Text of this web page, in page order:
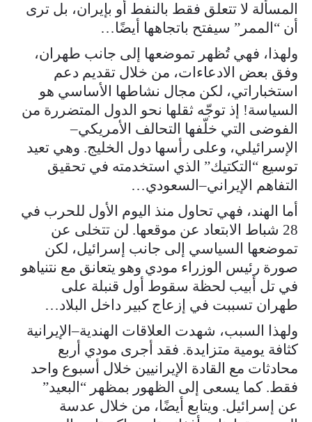
المسألة لا تتعلق فقط بالنفط أو بإيران، بل ترى
أن “الممر” سيفتح باتجاهها أيضًا…
ولهذا، فهي تُظهر تموضعها إلى جانب طهران،
وفق بعض الادعاءات، من خلال تقديم دعم
استخباراتي، لكن مجال نشاطها الأساسي هو
السياسة! إذ توجّه ثقلها نحو الدول المتضررة من
الفوضى التي خلّفها التحالف الأمريكي–
الإسرائيلي، وعلى رأسها دول الخليج. وهي تعيد
توسيع “التكتيك” الذي استخدمته في تحقيق
التفاهم الإيراني–السعودي…
أما الهند، فهي تحاول منذ اليوم الأول للحرب في
28 شباط الابتعاد عن موقعها. لن تتخلى عن
تموضعها السياسي إلى جانب إسرائيل، لكن
صورة رئيس الوزراء مودي وهو يتعانق مع نتنياهو
في تل أبيب لحظة سقوط أول قنبلة على
طهران تسببت في إزعاج كبير داخل البلاد…
ولهذا السبب، شهدت العلاقات الهندية–الإيرانية
كثافة يومية متزايدة. فقد أجرى مودي أربع
محادثات مع القادة الإيرانيين خلال أسبوع واحد
فقط. كما يسعى إلى الظهور بمظهر “البعيد”
عن إسرائيل. ويتابع أيضًا، من خلال عدسة